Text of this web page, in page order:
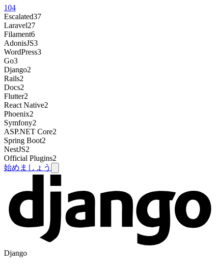
104
Escalated37
Laravel27
Filament6
AdonisJS3
WordPress3
Go3
Django2
Rails2
Docs2
Flutter2
React Native2
Phoenix2
Symfony2
ASP.NET Core2
Spring Boot2
NestJS2
Official Plugins2
始めましょう
Django